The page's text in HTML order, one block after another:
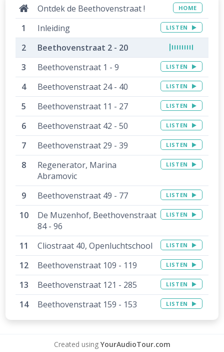
Ontdek de Beethovenstraat ! HOME
Inleiding LISTEN
Beethovenstraat 2 - 20
Beethovenstraat 1 - 9
LISTEN
Beethovenstraat 24 - 40 LISTEN
Beethovenstraat 11 - 27 LISTEN
Beethovenstraat 42 - 50 LISTEN
Beethovenstraat 29 - 39 LISTEN
Regenerator, Marina
Abramovic
LISTEN
Beethovenstraat 49 - 77 LISTEN
De Muzenhof, Beethovenstraat
84 - 96
LISTEN
Cliostraat 40, Openluchtschool LISTEN
Beethovenstraat 109 - 119 LISTEN
Beethovenstraat 121 - 285 LISTEN
Beethovenstraat 159 - 153 LISTEN
Created using YourAudioTour.com